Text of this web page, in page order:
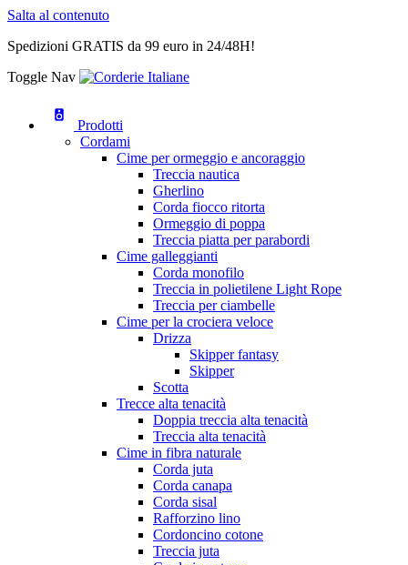
Salta al contenuto
Spedizioni GRATIS da 99 euro in 24/48H!
Toggle Nav
Prodotti
Cordami
Cime per ormeggio e ancoraggio
Treccia nautica
Gherlino
Corda fiocco ritorta
Ormeggio di poppa
Treccia piatta per parabordi
Cime galleggianti
Corda monofilo
Treccia in polietilene Light Rope
Treccia per ciambelle
Cime per la crociera veloce
Drizza
Skipper fantasy
Skipper
Scotta
Trecce alta tenacità
Doppia treccia alta tenacità
Treccia alta tenacità
Cime in fibra naturale
Corda juta
Corda canapa
Corda sisal
Rafforzino lino
Cordoncino cotone
Treccia juta